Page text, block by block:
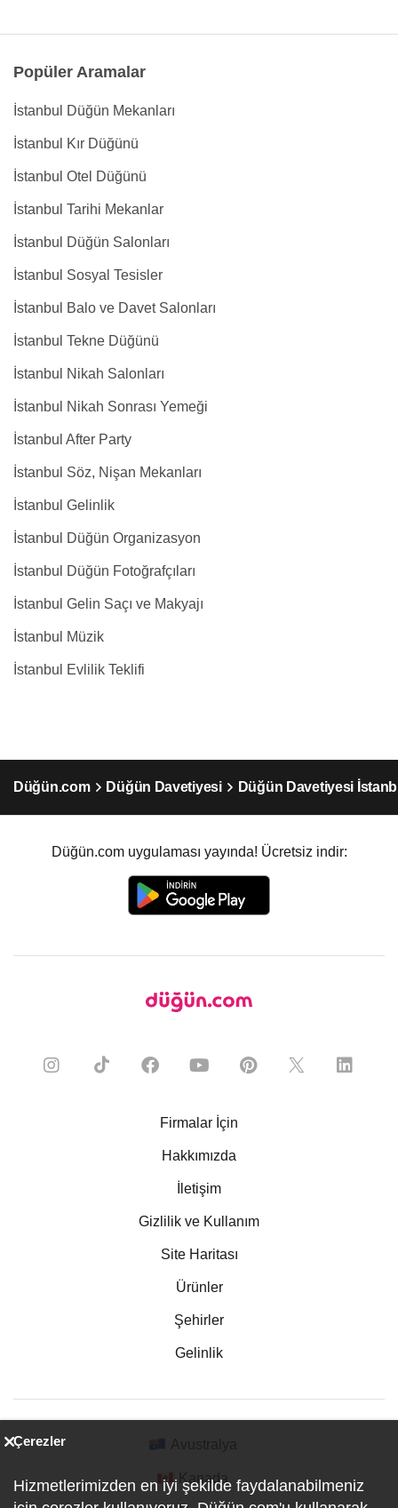
Popüler Aramalar
İstanbul Düğün Mekanları
İstanbul Kır Düğünü
İstanbul Otel Düğünü
İstanbul Tarihi Mekanlar
İstanbul Düğün Salonları
İstanbul Sosyal Tesisler
İstanbul Balo ve Davet Salonları
İstanbul Tekne Düğünü
İstanbul Nikah Salonları
İstanbul Nikah Sonrası Yemeği
İstanbul After Party
İstanbul Söz, Nişan Mekanları
İstanbul Gelinlik
İstanbul Düğün Organizasyon
İstanbul Düğün Fotoğrafçıları
İstanbul Gelin Saçı ve Makyajı
İstanbul Müzik
İstanbul Evlilik Teklifi
Düğün.com Düğün Davetiyesi Düğün Davetiyesi
Düğün.com uygulaması yayında! Ücretsiz indir:
Firmalar İçin
Hakkımızda
İletişim
Gizlilik ve Kullanım
Site Haritası
Ürünler
Şehirler
Gelinlik
Kanada
Çerezler
Hizmetlerimizden en iyi şekilde faydalanabilmeniz